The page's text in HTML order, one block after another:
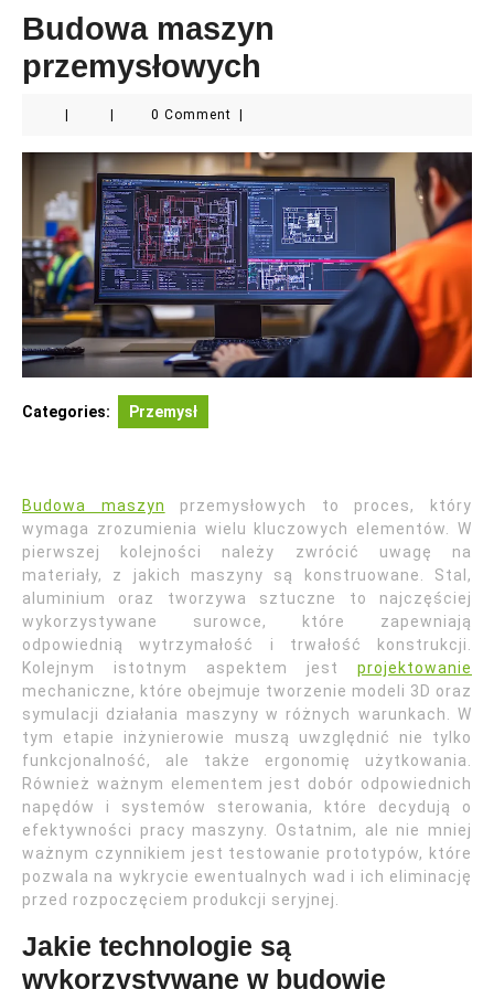
Budowa maszyn
przemysłowych
0 Comment
Categories: Przemysł
Budowa maszyn
przemysłowych to proces, który
wymaga zrozumienia wielu kluczowych elementów. W
pierwszej kolejności należy zwrócić uwagę na
materiały, z jakich maszyny są konstruowane. Stal,
aluminium oraz tworzywa sztuczne to najczęściej
wykorzystywane surowce, które zapewniają
odpowiednią wytrzymałość i trwałość konstrukcji.
Kolejnym istotnym aspektem jest projektowanie
mechaniczne, które obejmuje tworzenie modeli 3D oraz
symulacji działania maszyny w różnych warunkach. W
tym etapie inżynierowie muszą uwzględnić nie tylko
funkcjonalność, ale także ergonomię użytkowania.
Również ważnym elementem jest dobór odpowiednich
napędów i systemów sterowania, które decydują o
efektywności pracy maszyny. Ostatnim, ale nie mniej
ważnym czynnikiem jest testowanie prototypów, które
pozwala na wykrycie ewentualnych wad i ich eliminację
przed rozpoczęciem produkcji seryjnej.
Jakie technologie są
wykorzystywane w budowie